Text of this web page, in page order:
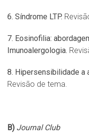
6. Síndrome LTP.
7. Eosinofilia:
Imunoalergologia.
8. Hipersensibilidade a
Revisão de tema.
B) Journal Club